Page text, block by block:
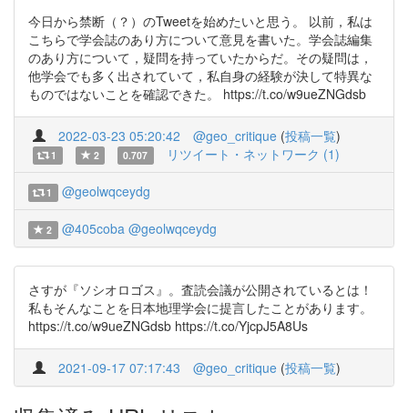
今日から禁断（？）のTweetを始めたいと思う。 以前，私は
こちらで学会誌のあり方について意見を書いた。学会誌編集
のあり方について，疑問を持っていたからだ。その疑問は，
他学会でも多く出されていて，私自身の経験が決して特異な
ものではないことを確認できた。 https://t.co/w9ueZNGdsb
2022-03-23 05:20:42 @geo_critique (投稿一覧)
1 2 0.707 リツイート・ネットワーク (1)
1 @geolwqceydg
2 @405coba @geolwqceydg
さすが『ソシオロゴス』。査読会議が公開されているとは！
私もそんなことを日本地理学会に提言したことがあります。
https://t.co/w9ueZNGdsb https://t.co/YjcpJ5A8Us
2021-09-17 07:17:43 @geo_critique (投稿一覧)